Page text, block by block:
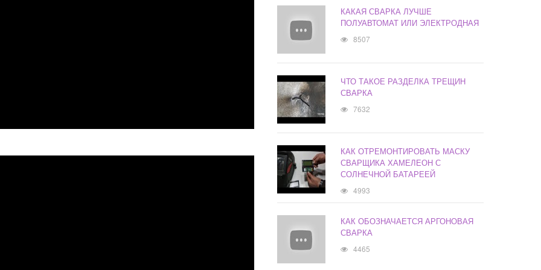
КАКАЯ СВАРКА ЛУЧШЕ
ПОЛУАВТОМАТ ИЛИ ЭЛЕКТРОДНАЯ
8507
ЧТО ТАКОЕ РАЗДЕЛКА ТРЕЩИН
СВАРКА
7632
КАК ОТРЕМОНТИРОВАТЬ МАСКУ
СВАРЩИКА ХАМЕЛЕОН С
СОЛНЕЧНОЙ БАТАРЕЕЙ
4993
КАК ОБОЗНАЧАЕТСЯ АРГОНОВАЯ
СВАРКА
4465